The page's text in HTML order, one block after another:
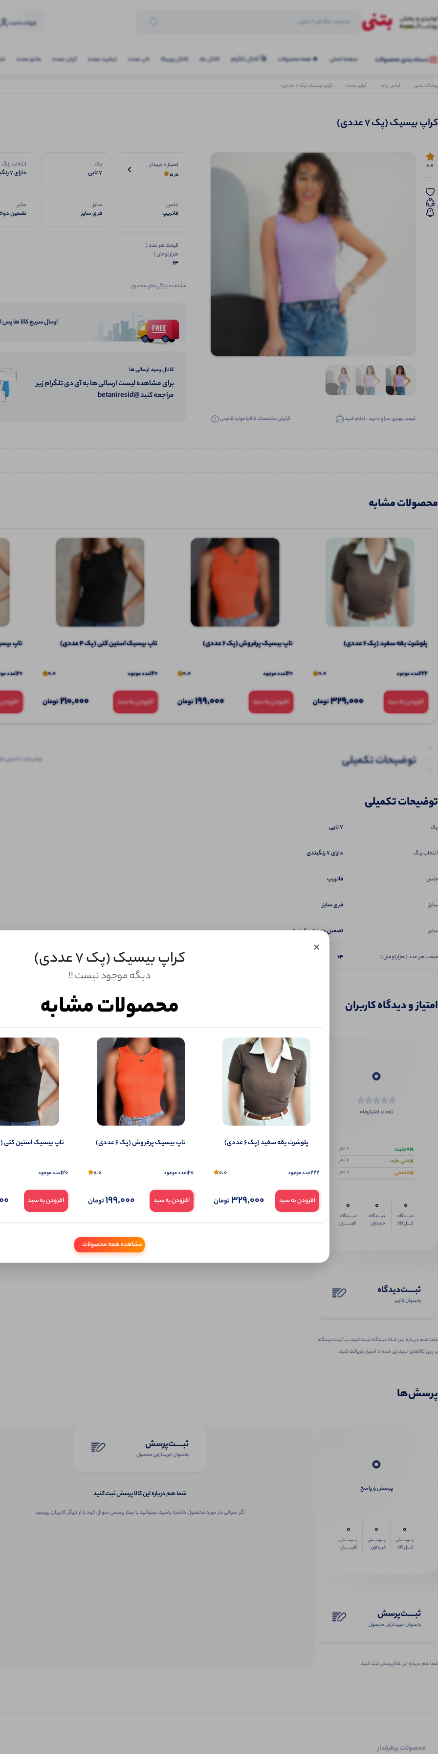
ورودو عضویت
دسته بندی محصولات صفحه اصلی 🔥 همه محصولات 🚀 کانال تلگرام کانال بله کانال روبیکا تاپ عمده تیشرت عمده کراپ عمده مانتو عمده
پوشاک بتنی لباس زنانه کراپ عمده کراپ بیسیک (پک 7 عددی)
کراپ بیسیک (پک 7 عددی)
0.0
قیمت بهتری سراغ دارید ، اعلام کنید گزارش مشخصات کالا یا موارد قانونی
امتیاز 0 خریدار
0.0
پک
7 تایی
انتخاب رنگ
دارای 7 رنگبندی
جنس
فانریپ
سایز
فری سایز
سایر
تضمین
قیمت هر عدد (
هزارتومان )
64
مشاهده ویژگی‌های محصول
ارسال سریع کالا ها
کانال رسید ارسالی ها
برای مشاهده لیست ارسالی ها به آی دی تلگرام زیر
مراجعه کنید @betaniresid
محصولات مشابه
پلوشرت یقه سفید (پک 6 عددی)
222عدد موجود 0.0
افزودن به سبد 329,000تومان
تاپ بیسیک پرفروش (پک 6 عددی)
120عدد موجود 0.0
افزودن به سبد 199,000تومان
تاپ بیسیک استین کتی (پک 4 عددی)
120عدد موجود 0.0
افزودن به سبد 210,000تومان
تاپ
120عدد
توضیحات تکمیلی
توضیحات تکمیلی
توضیحات تکمیلی
پک 7 تایی
انتخاب رنگ دارای 7 رنگبندی
جنس فانریپ
سایز فری سایز
سایر تضمین دوخت و کیفیت
قیمت هر عدد ( هزارتومان ) 64
امتیاز و دیدگاه کاربران
0
تعداد امتیازها0
0مثبت 0 نفر
0بی طرف 0 نفر
0منفی 0 نفر
0
دیــــدگاه
کــــل کالا
0
دیــــدگاه
خریداران
0
دیــــدگاه
کاربـــــران
ثبـــــت‌دیدگاه
به‌عنوان کاربر
شمـا هـم دربـاره ایـن کــالا دیــدگاه ثبــت کنید، بــا ثبــت‌دیـدگاه
بر روی کالاهای خریداری شده ۵ امتیاز دریافت کنید.
ثبـــــت‌دیدگاه
به‌عنوان کاربر
شما هم می‌توانید در مورد این کالا نظر دهید.
تمایل می‌توانید به صورت ناشناس نیز دیدگاه خود را ثبت کنید.
پرسش‌ها
0
پرسش و پاسخ
0
پـــرســـش
کــــل کالا
0
پـــرســـش
خریداران
0
پـــرســـش
کاربـــــران
ثبـــــت‌پرسش
به‌عنوان ‌خریدار‌این‌ محصول
شما هم درباره این کالا پرسش ثبت کنید
ثبـــــت‌پرسش
به‌عنوان ‌خریدار‌این‌ محصول
شما هم درباره این کالا پرسش ثبت کنید
اگر سوالی در مورد محصول داشته باشید میتوانید با ثبت پرسش سوال خود را از دیگر کاربران بپرسید
محصولات پرطرفدار
× کراپ بیسیک (پک 7 عددی)
دیگه موجود نیست !!
محصولات مشابه
پلوشرت یقه سفید (پک 6 عددی)
222عدد موجود 0.0
افزودن به سبد 329,000تومان
تاپ بیسیک پرفروش (پک 6 عددی)
120عدد موجود 0.0
افزودن به سبد 199,000تومان
تاپ بیسیک استین کتی (پک 4
120عدد موجود
افزودن به سبد
مشاهده همه محصولات